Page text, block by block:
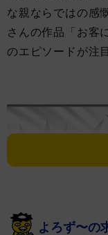
な親ならではの感
さんの作品「お客
のエピソードが注
よろず〜の